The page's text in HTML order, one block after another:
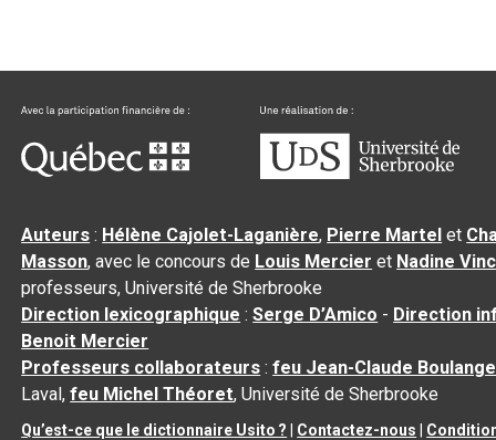
Auteurs : Hélène Cajolet-Laganière, Pierre Martel et
Masson, avec le concours de Louis Mercier et Nadine
professeurs, Université de Sherbrooke
Direction lexicographique :Serge D’Amico - Direction
Benoit Mercier
Professeurs collaborateurs :feu Jean-Claude
Laval,feu Michel Théoret, Université de Sherbrooke
Qu’est-ce que le dictionnaire Usito ? Contactez-nous